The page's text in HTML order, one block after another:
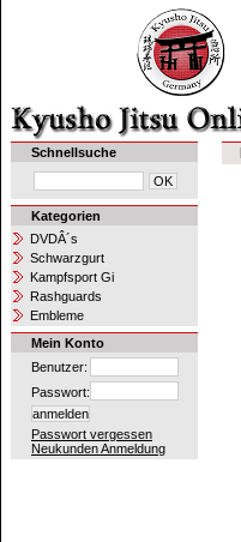
Schnellsuche
Kategorien
DVDÂ´s
Schwarzgurt
Kampfsport Gi
Rashguards
Embleme
Mein Konto
Benutzer:
Passwort:
Passwort vergessen
Neukunden Anmeldung